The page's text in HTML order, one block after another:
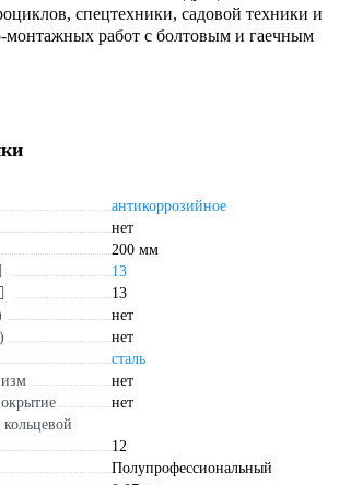
спецтехники, садовой техники и
монтажных работ с болтовым и гаечным
антикоррозийное
нет
200 мм
13
13
нет
нет
сталь
нет
нет
12
Полупрофессиональный